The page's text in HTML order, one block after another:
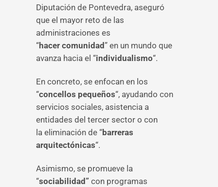
Diputación de Pontevedra, aseguró
que el mayor reto de las
administraciones es
“hacer comunidad” en un mundo que
avanza hacia el “individualismo“.
En concreto, se enfocan en los
“concellos pequeños“, ayudando con
servicios sociales, asistencia a
entidades del tercer sector o con
la eliminación de “barreras
arquitectónicas“.
Asimismo, se promueve la
“sociabilidad” con programas